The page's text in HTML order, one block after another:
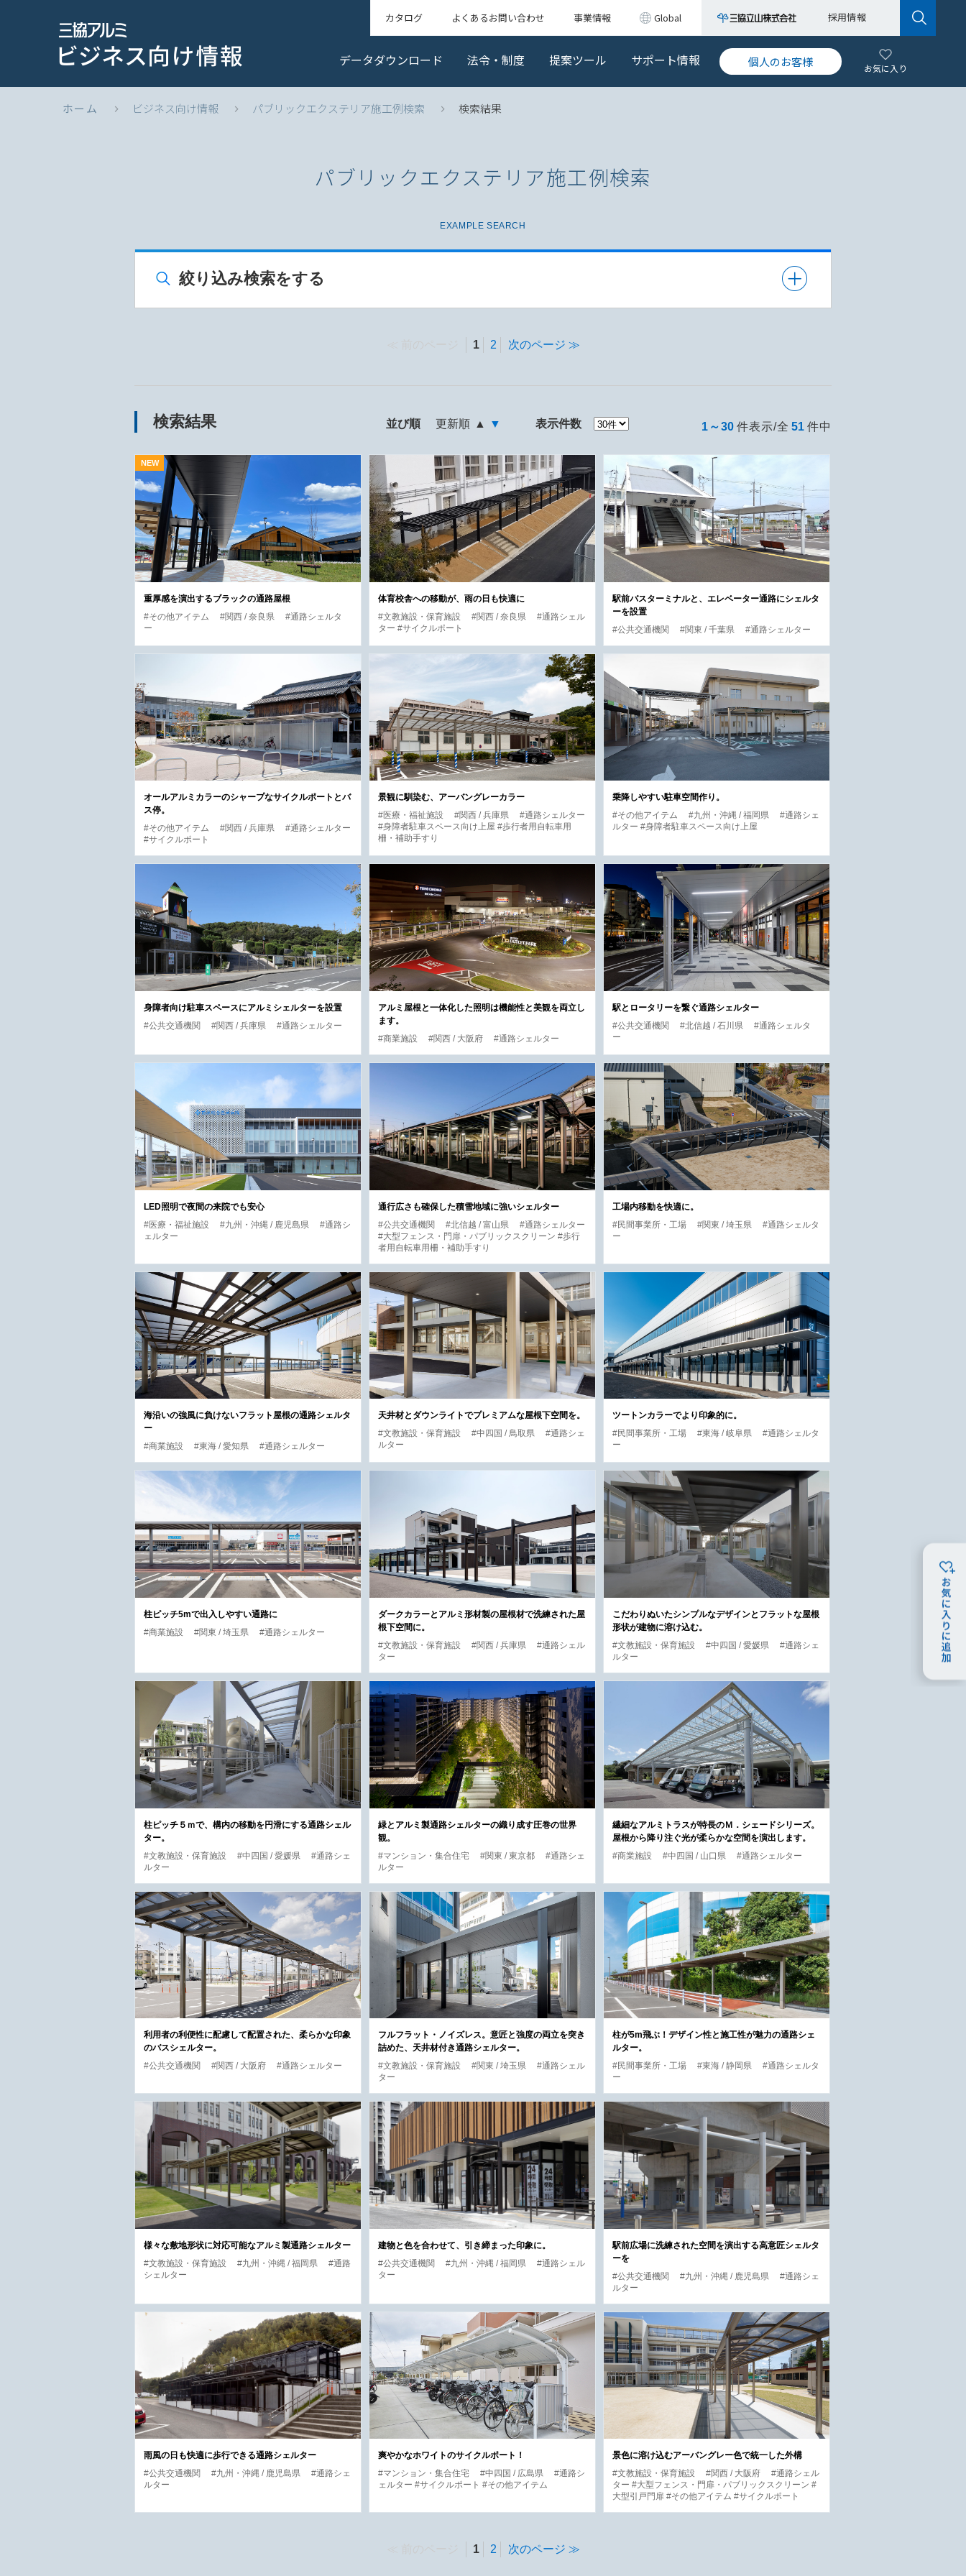
カタログ よくあるお問い合わせ 事業情報 Global 採用情報
データダウンロード 法令・制度 提案ツール サポート情報 個人のお客様 お気に入り
ホーム ビジネス向け情報 パブリックエクステリア施工例検索 検索結果
パブリックエクステリア施工例検索
EXAMPLE SEARCH
絞り込み検索をする
1 2 次のページ
検索結果 並び順 更新順 ▲ ▼ 表示件数 1～30 件表示/全 51 件中
重厚感を演出するブラックの通路屋根
#その他アイテム
#関西 / 奈良県
#通路シェルタ
ー
体育校舎への移動が、雨の日も快適に
#文教施設・保育施設
#関西 / 奈良県
#通路シェル
ター #サイクルポート
駅前バスターミナルと、エレベーター通路にシェルタ
ーを設置
#公共交通機関
#関東 / 千葉県 #通路シェルター
オールアルミカラーのシャープなサイクルポートとバ
ス停。
#その他アイテム
#関西 / 兵庫県
#通路シェルター
#サイクルポート
景観に馴染む、アーバングレーカラー
#医療・福祉施設
#関西 / 兵庫県
#通路シェルター
#身障者駐車スペース向け上屋 #歩行者用自転車用
柵・補助手すり
乗降しやすい駐車空間作り。
#その他アイテム
#九州・沖縄 / 福岡県
#通路シェ
ルター #身障者駐車スペース向け上屋
身障者向け駐車スペースにアルミシェルターを設置
#公共交通機関
#関西 / 兵庫県 #通路シェルター
アルミ屋根と一体化した照明は機能性と美観を両立し
ます。
#商業施設
#関西 / 大阪府 #通路シェルター
駅とロータリーを繋ぐ通路シェルター
#公共交通機関
#北信越 / 石川県
#通路シェルタ
ー
LED照明で夜間の来院でも安心
#医療・福祉施設
#九州・沖縄 / 鹿児島県
#通路シ
ェルター
通行広さも確保した積雪地域に強いシェルター
#公共交通機関
#北信越 / 富山県
#通路シェルター
#大型フェンス・門扉・パブリックスクリーン #歩行
者用自転車用柵・補助手すり
工場内移動を快適に。
#民間事業所・工場
#関東 / 埼玉県
#通路シェルタ
ー
海沿いの強風に負けないフラット屋根の通路シェルタ
ー
#商業施設
#東海 / 愛知県 #通路シェルター
天井材とダウンライトでプレミアムな屋根下空間を。
#文教施設・保育施設
#中四国 / 鳥取県
#通路シェ
ルター
ツートンカラーでより印象的に。
#民間事業所・工場
#東海 / 岐阜県
#通路シェルタ
ー
柱ピッチ5mで出入しやすい通路に
#商業施設
#関東 / 埼玉県 #通路シェルター
ダークカラーとアルミ形材製の屋根材で洗練された屋
根下空間に。
#文教施設・保育施設
#関西 / 兵庫県
#通路シェル
ター
こだわりぬいたシンプルなデザインとフラットな屋根
形状が建物に溶け込む。
#文教施設・保育施設
#中四国 / 愛媛県
#通路シェ
ルター
柱ピッチ５ｍで、構内の移動を円滑にする通路シェル
ター。
#文教施設・保育施設
#中四国 / 愛媛県
#通路シェ
ルター
緑とアルミ製通路シェルターの織り成す圧巻の世界
観。
#マンション・集合住宅
#関東 / 東京都
#通路シェ
ルター
繊細なアルミトラスが特長のＭ．シェードシリーズ。
屋根から降り注ぐ光が柔らかな空間を演出します。
#商業施設
#中四国 / 山口県 #通路シェルター
利用者の利便性に配慮して配置された、柔らかな印象
のバスシェルター。
#公共交通機関
#関西 / 大阪府 #通路シェルター
フルフラット・ノイズレス。意匠と強度の両立を突き
詰めた、天井材付き通路シェルター。
#文教施設・保育施設
#関東 / 埼玉県
#通路シェル
ター
柱が5m飛ぶ！デザイン性と施工性が魅力の通路シェ
ルター。
#民間事業所・工場
#東海 / 静岡県
#通路シェルタ
ー
様々な敷地形状に対応可能なアルミ製通路シェルター
#文教施設・保育施設
#九州・沖縄 / 福岡県
#通路
シェルター
建物と色を合わせて、引き締まった印象に。
#公共交通機関
#九州・沖縄 / 福岡県
#通路シェル
ター
駅前広場に洗練された空間を演出する高意匠シェルタ
ーを
#公共交通機関
#九州・沖縄 / 鹿児島県
#通路シェ
ルター
雨風の日も快適に歩行できる通路シェルター
#公共交通機関
#九州・沖縄 / 鹿児島県
#通路シェ
ルター
爽やかなホワイトのサイクルポート！
#マンション・集合住宅
#中四国 / 広島県
#通路シ
ェルター #サイクルポート #その他アイテム
景色に溶け込むアーバングレー色で統一した外構
#文教施設・保育施設
#関西 / 大阪府
#通路シェル
ター #大型フェンス・門扉・パブリックスクリーン #
大型引戸門扉 #その他アイテム #サイクルポート
1 2 次のページ